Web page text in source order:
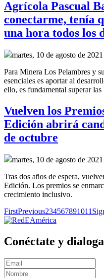
Agrícola Pascual
conectarme, tenía
una hora todos los
martes, 10 de agosto de 2021
Para Minera Los Pelambres y
esenciales es aportar al
ello, es fundamental superar
Vuelven los
Edición abrirá
de octubre
martes, 10 de agosto de 2021
Tras dos años de espera,
Edición. Los premios se
crecimiento inclusivo.
FirstPrevious234567891011
Conéctate y